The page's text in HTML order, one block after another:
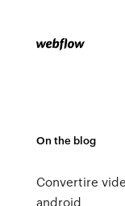
On the blog
Convertire
android